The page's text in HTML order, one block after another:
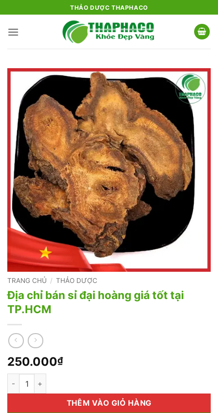
qua
nội
THẢO DƯỢC THAPHACO
TRANG CHỦ / THẢO DƯỢC
Địa chỉ bán sỉ đại hoàng giá tốt tại
TP.HCM
250.000₫
Địa chỉ bán sỉ đại hoàng giá tốt tại TP.HCM số lượng
THÊM VÀO GIỎ HÀNG